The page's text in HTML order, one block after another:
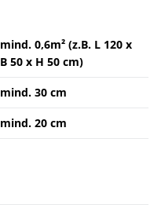
mind. 0,6m² (z.B. L 120 x
B 50 x H 50 cm)
mind. 30 cm
mind. 20 cm